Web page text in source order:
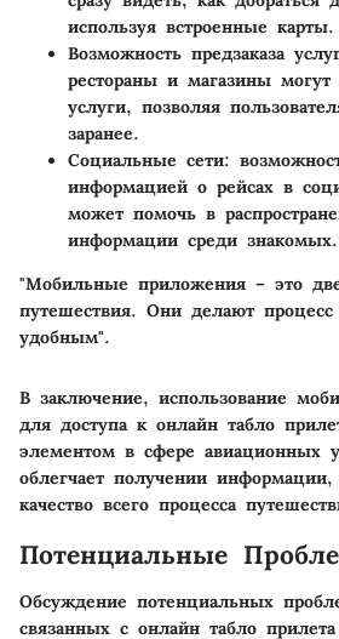
используя встроенные карты.
Возможность предзаказа
рестораны и магазины могут
услуги, позволяя
заранее.
Социальные сети:
информацией о рейсах в
может помочь в
информации среди знакомых.
"Мобильные приложения – это
путешествия. Они делают
удобным".
В заключение, использование
для доступа к онлайн табло
элементом в сфере авиационных
облегчает получении
качество всего процесса
Потенциальные
Обсуждение потенциальных
связанных с онлайн табло